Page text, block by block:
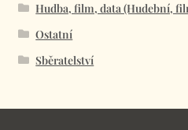
Hudba, film, data (Hudební,
Ostatní
Sběratelství